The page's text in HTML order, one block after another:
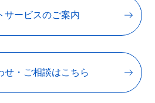
サービスのご案内
せ・ご相談はこちら